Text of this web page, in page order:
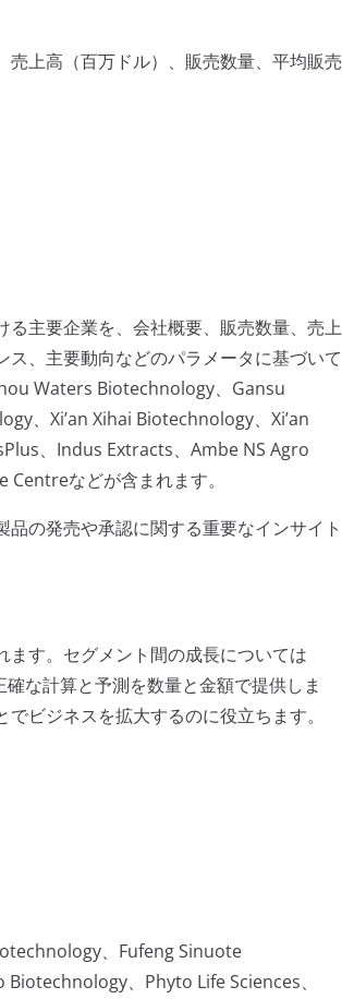
上高（百万ドル）、販売数量、平均販売
主要企業を、会社概要、販売数量、売上
、主要動向などのパラメータに基づいて
Waters Biotechnology、Gansu
、Xi’an Xihai Biotechnology、Xi’an
、Indus Extracts、Ambe NS Agro
などが含まれます。
の発売や承認に関する重要なインサイト
す。セグメント間の成長については
な計算と予測を数量と金額で提供しま
ビジネスを拡大するのに役立ちます。
、Fufeng Sinuote
、Phyto Life Sciences、